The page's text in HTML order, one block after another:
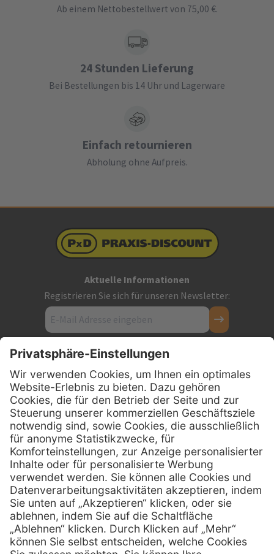
Ab einem Nettobestellwert von 75,00 €.
24 Stunden Lieferung
Bei Bestellungen bis 14 Uhr und Lagerware
Einfach retournieren
Abholung ohne Aufpreis.
Aktuelle Informationen
Registrieren Sie sich für unseren Newsletter:
Kontakt
Firmensitz
PxD Praxis-Discount GmbH
Hans-Wunderlich-Straße 7
D-49078 Osnabrück
Telefon: 0800 - 600 66 30
Telefon:0800 - 07 01 96
E-Mail:info @ praxis-discount.de
Services
Serviceversprechen
Hilfe
FAQs